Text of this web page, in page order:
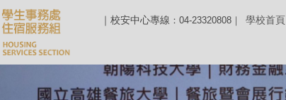
｜校安中心專線 ：04-23320808｜ 學校首頁